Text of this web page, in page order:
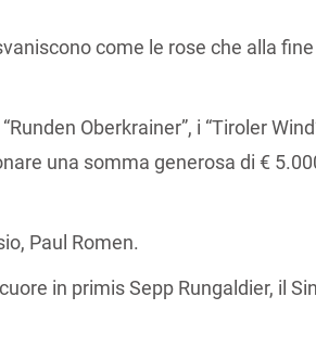
come le rose che alla
Oberkrainer”, i “Tiroler
una somma generosa di €
Paul Romen.
in primis Sepp Rungaldier, il